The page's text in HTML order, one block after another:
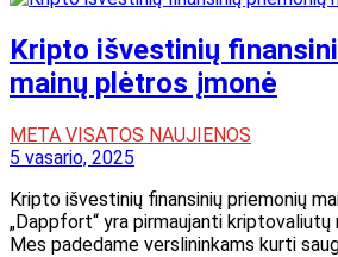
Kripto išvestinių
mainų plėtros įmonė
META VISATOS NAUJIENOS
5 vasario, 2025
Kripto išvestinių finansinių priemonių
„Dappfort“ yra pirmaujanti kriptovaliutų
Mes padedame verslininkams kurti